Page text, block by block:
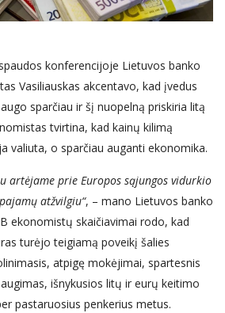
konferencijoje Lietuvos banko
Vasiliauskas akcentavo, kad įvedus
sparčiau ir šį nuopelną priskiria litą
tvirtina, kad kainų kilimą
valiuta, o sparčiau auganti ekonomika.
artėjame prie Europos sąjungos vidurkio
atžvilgiu“, – mano Lietuvos banko
ekonomistų skaičiavimai rodo, kad
turėjo teigiamą poveikį šalies
atpigę mokėjimai, spartesnis
išnykusios litų ir eurų keitimo
pastaruosius penkerius metus.